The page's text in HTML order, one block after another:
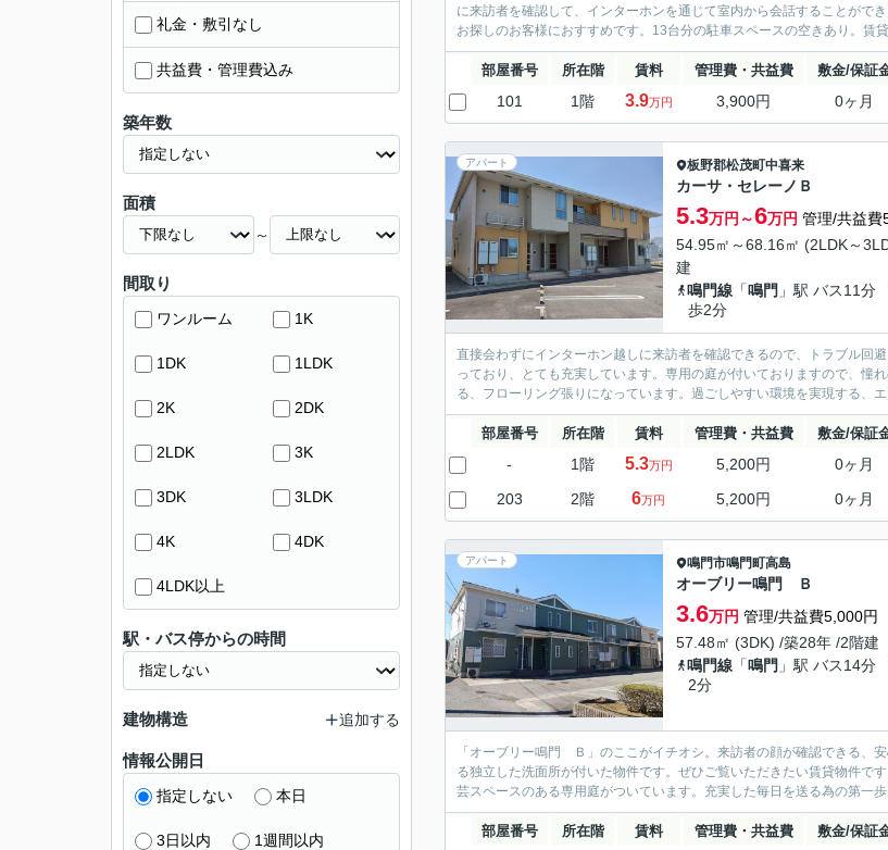
に来訪者を確認して、インターホンを通じて室内から会話することがで
お探しのお客様におすすめです。13台分の駐車スペースの空きあり。賃
部屋番号 所在階 賃料 管理費・共益費 敷金/保証
101 1階 3.9万円 3,900円 0ヶ月
アパート 板野郡松茂町中喜来
カーサ・セレーノＢ
5.3万円～6万円 管理/共益費
54.95㎡～68.16㎡ (2LDK～
建
鳴門線 「鳴門 」駅 バス11分
歩2分
直接会わずにインターホン越しに来訪者を確認できるので、トラブル回
っており、とても充実しています。専用の庭が付いておりますので、憧
る、フローリング張りになっています。過ごしやすい環境を実現する、
部屋番号 所在階 賃料 管理費・共益費 敷金/保証
- 1階 5.3万円 5,200円 0ヶ月
203 2階 6万円 5,200円 0ヶ月
アパート 鳴門市鳴門町高島
オーブリー鳴門 Ｂ
3.6万円 管理/共益費5,000円
57.48㎡ (3DK) /築28年 /2階建
鳴門線 「鳴門 」駅 バス14分
2分
「オーブリー鳴門 Ｂ」のここがイチオシ。来訪者の顔が確認できる、
る独立した洗面所が付いた物件です。ぜひご覧いただきたい賃貸物件で
芸スペースのある専用庭がついています。充実した毎日を送る為の第一
部屋番号 所在階 賃料 管理費・共益費 敷金/保証
礼金・敷引なし
共益費・管理費込み
築年数
面積
～
間取り
ワンルーム 1K
1DK 1LDK
2K 2DK
2LDK 3K
3DK 3LDK
4K 4DK
4LDK以上
駅・バス停からの時間
建物構造 追加する
情報公開日
指定しない 本日
3日以内 1週間以内